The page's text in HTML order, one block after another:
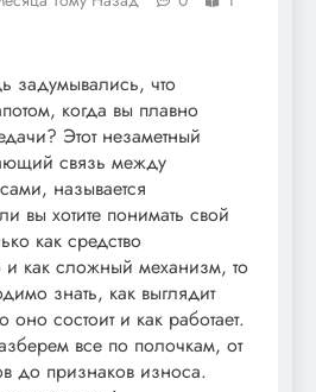
задумывались, что
когда вы плавно
Этот незаметный
связь между
называется
вы хотите понимать свой
как средство
как сложный механизм, то
знать, как выглядит
оно состоит и как работает.
все по полочкам, от
до признаков износа.